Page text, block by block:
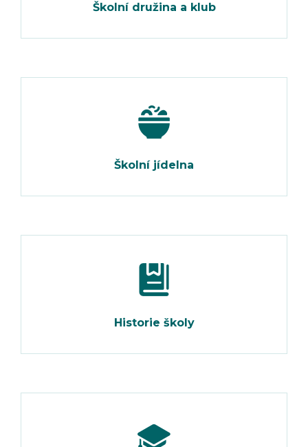
Školní družina a klub
Školní jídelna
Historie školy